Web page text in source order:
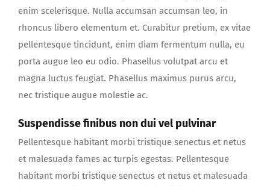
enim scelerisque. Nulla accumsan accumsan leo, in
rhoncus libero elementum et. Curabitur pretium, ex vitae
pellentesque tincidunt, enim diam fermentum nulla, eu
porta augue leo eu odio. Phasellus volutpat arcu et
magna luctus feugiat. Phasellus maximus purus arcu,
nec tristique augue molestie ac.
Suspendisse finibus non dui vel pulvinar
Pellentesque habitant morbi tristique senectus et netus
et malesuada fames ac turpis egestas. Pellentesque
habitant morbi tristique senectus et netus et malesuada